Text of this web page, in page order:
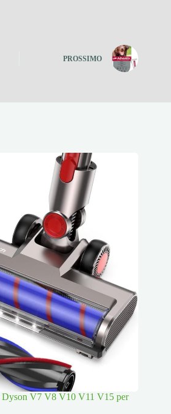
PROSSIMO
Dyson V7 V8 V10 V11 V15 per